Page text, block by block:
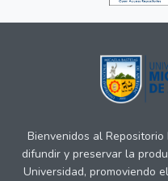
Bienvenidos al
difundir y preservar la
Universidad, promoviendo